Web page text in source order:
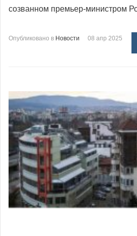
созванном премьер-министром
Опубликовано в Новости 08 апр 2025